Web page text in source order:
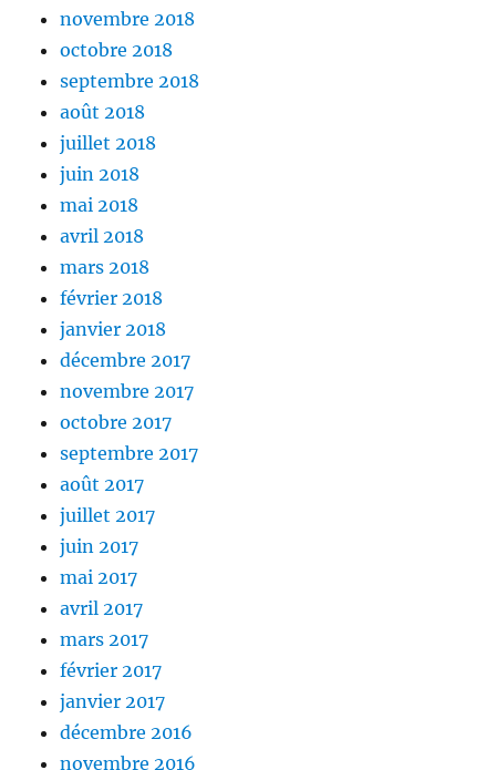
novembre 2018
octobre 2018
septembre 2018
août 2018
juillet 2018
juin 2018
mai 2018
avril 2018
mars 2018
février 2018
janvier 2018
décembre 2017
novembre 2017
octobre 2017
septembre 2017
août 2017
juillet 2017
juin 2017
mai 2017
avril 2017
mars 2017
février 2017
janvier 2017
décembre 2016
novembre 2016